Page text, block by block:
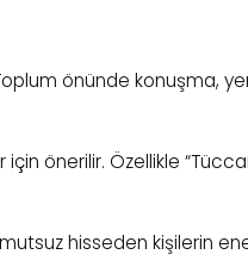
önünde konuşma,
önerilir. Özellikle
hisseden kişilerin